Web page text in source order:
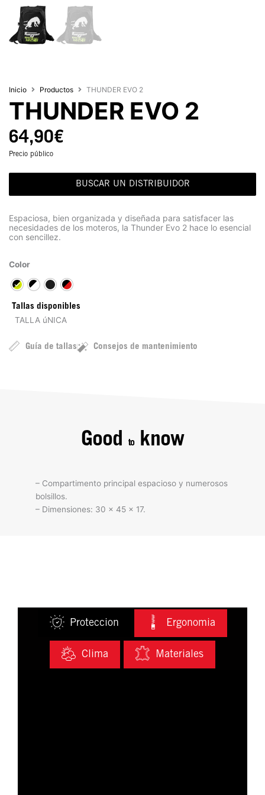
Inicio Productos THUNDER EVO 2
THUNDER EVO 2
64,90€
Precio público
BUSCAR UN DISTRIBUIDOR
Espaciosa, bien organizada y diseñada para satisfacer las
necesidades de los moteros, la Thunder Evo 2 hace lo esencial
con sencillez.
Color
Tallas disponibles
TALLA úNICA
Guía de tallas Consejos de mantenimiento
Good toknow
– Compartimento principal espacioso y numerosos
bolsillos.
– Dimensiones: 30 × 45 × 17.
Proteccion Ergonomia
Clima Materiales